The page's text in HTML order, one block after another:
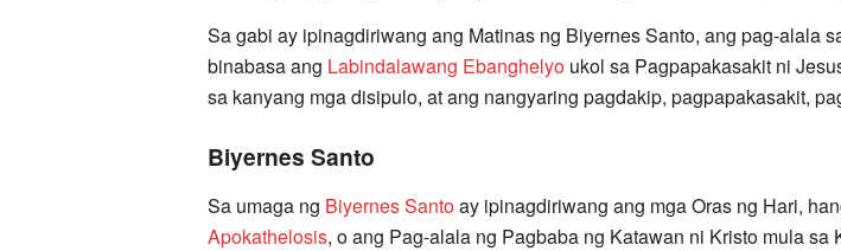
Sa gabi ay ipinagdiriwang ang Matinas ng Biyernes Santo, ang pag-alala
binabasa ang Labindalawang Ebanghelyo ukol sa Pagpapakasakit ni
sa kanyang mga disipulo, at ang nangyaring pagdakip, pagpapakasakit,
Biyernes Santo
Sa umaga ng Biyernes Santoay ipinagdiriwang ang mga Oras ng Hari,
Apokathelosis, o ang Pag-alala ng Pagbaba ng Katawan ni Kristo mula